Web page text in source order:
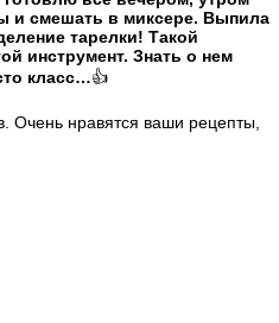
и смешать в миксере. Выпила
тарелки! Такой
инструмент. Знать о нем
класс…👍
Очень нравятся ваши рецепты,